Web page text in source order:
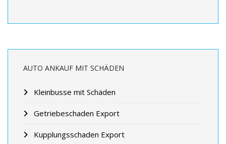
AUTO ANKAUF MIT SCHÄDEN
Kleinbusse mit Schäden
Getriebeschaden Export
Kupplungsschaden Export